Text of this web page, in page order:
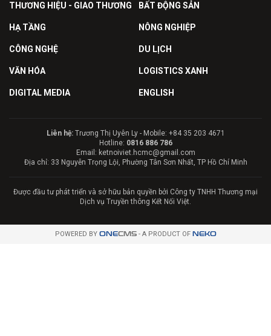
THƯƠNG HIỆU - GIAO THƯƠNG BẤT ĐỘNG SẢN
HẠ TẦNG NÔNG NGHIỆP
CÔNG NGHỆ DU LỊCH
VĂN HÓA LOGISTICS XANH
DIGITAL MEDIA ENGLISH
Liên hệ:Trương Thị Uyên Ly - Mobile: +84 35 203 4671
Hotline: 0816 886 786
Email: ketnoiviet.hcmc@gmail.com
Địa chỉ: 33 Nguyễn Trọng Lội, Phường Tân Sơn Nhất, TP Hồ Chí Minh
Được đầu tư phát triển và sở hữu bản quyền bởi Công ty TNHH Thương mại
Dịch vụ Truyền thông Kết Nối Việt.
POWERED BY ONECMS- A PRODUCT OF NEKO